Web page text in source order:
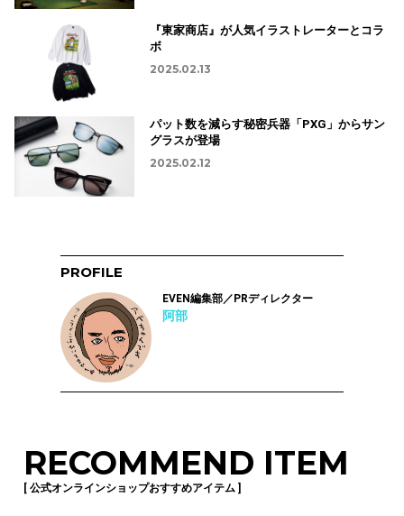
『東家商店』が人気イラストレーターとコラ
ボ
2025.02.13
パット数を減らす秘密兵器「PXG」からサン
グラスが登場
2025.02.12
PROFILE
EVEN編集部／PRディレクター
阿部
RECOMMEND ITEM
[ 公式オンラインショップおすすめアイテム ]